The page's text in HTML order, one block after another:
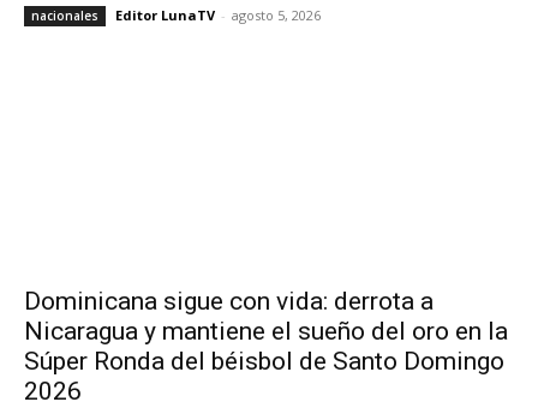
nacionales Editor LunaTV - agosto 5, 2026
Dominicana sigue con vida: derrota a
Nicaragua y mantiene el sueño del oro en la
Súper Ronda del béisbol de Santo Domingo
2026